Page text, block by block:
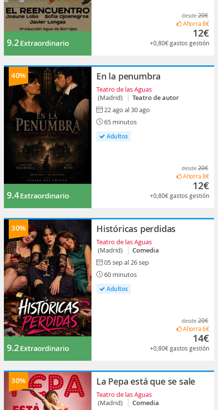
9.2Extraordinario
desde 20€
Ahorra8€
12€
+0,80€gastos gestión
40%
9.4Extraordinario
En la penumbra
Teatro de las Aguas
(Madrid)
Teatro de autor
22 ago al 30 ago
65 minutos
Adultos
desde 20€
Ahorra8€
12€
+0,80€gastos gestión
30%
9.2Extraordinario
Históricas perdidas
Teatro de las Aguas
(Madrid)
Comedia
05 sep al 26 sep
60 minutos
Adultos
desde 20€
Ahorra6€
14€
+0,80€gastos gestión
30% La Pepa está que se sale
Teatro de las Aguas
(Madrid)
Comedia